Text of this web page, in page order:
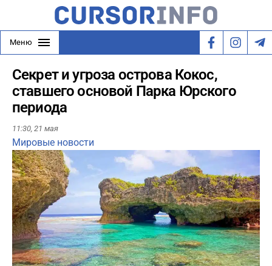
Меню
Секрет и угроза острова Кокос,
ставшего основой Парка Юрского
периода
11:30, 21 мая
Мировые новости